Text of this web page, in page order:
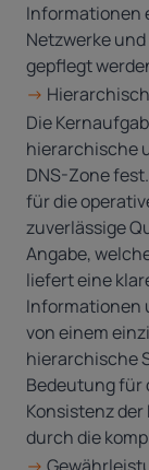
Informationen
Netzwerke
gepflegt
->
Die
hierarchische
DNS-Zone
für die
zuverlässige
Angabe,
liefert eine
Informationen
von einem
hierarchische
Bedeutung für
Konsistenz
durch die